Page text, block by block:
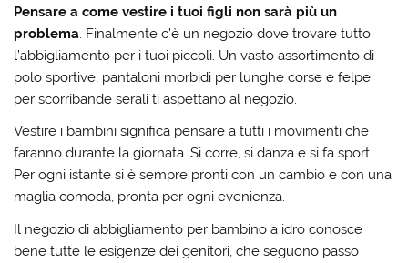
Pensare a come vestire i tuoi figli non sarà più un
problema. Finalmente c’è un negozio dove trovare tutto
l’abbigliamento per i tuoi piccoli. Un vasto assortimento di
polo sportive, pantaloni morbidi per lunghe corse e felpe
per scorribande serali ti aspettano al negozio.
Vestire i bambini significa pensare a tutti i movimenti che
faranno durante la giornata. Si corre, si danza e si fa sport.
Per ogni istante si è sempre pronti con un cambio e con una
maglia comoda, pronta per ogni evenienza.
Il negozio di abbigliamento per bambino a idro conosce
bene tutte le esigenze dei genitori, che seguono passo